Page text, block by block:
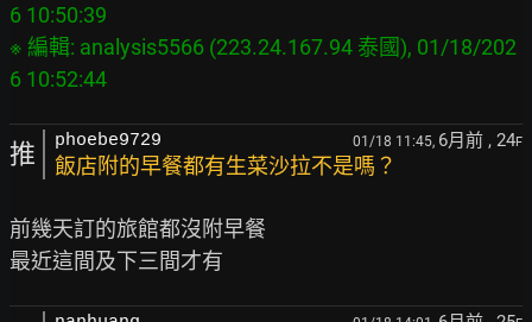
6 10:50:39
※ 編輯: analysis5566 (223.24.167.94 泰國), 01/18/202
推 phoebe9729 01/18 11:45, 6月前 , 24F
飯店附的早餐都有生菜沙拉不是嗎？
前幾天訂的旅館都沒附早餐